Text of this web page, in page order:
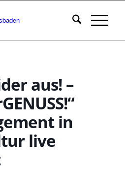
aus! –
in
live